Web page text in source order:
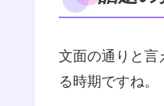
文面の通りと言
る時期ですね。